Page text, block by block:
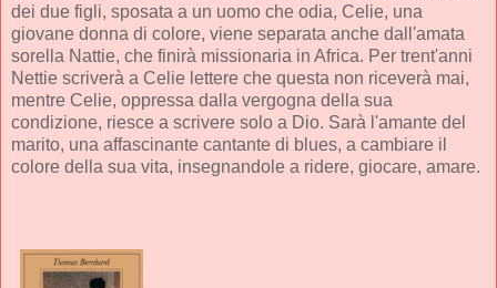
dei due figli, sposata a un uomo che odia, Celie, una
giovane donna di colore, viene separata anche dall'amata
sorella Nattie, che finirà missionaria in Africa. Per trent'anni
Nettie scriverà a Celie lettere che questa non riceverà mai,
mentre Celie, oppressa dalla vergogna della sua
condizione, riesce a scrivere solo a Dio. Sarà l'amante del
marito, una affascinante cantante di blues, a cambiare il
colore della sua vita, insegnandole a ridere, giocare, amare.